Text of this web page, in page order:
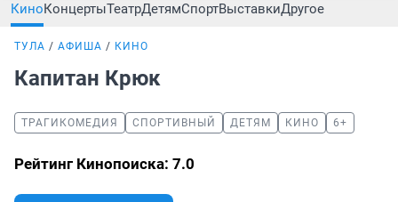
КиноКонцертыТеатрДетямСпортВыставкиДругое
ТУЛА АФИША КИНО
Капитан Крюк
ТРАГИКОМЕДИЯ СПОРТИВНЫЙ ДЕТЯМ КИНО 6+
Рейтинг Кинопоиска: 7.0